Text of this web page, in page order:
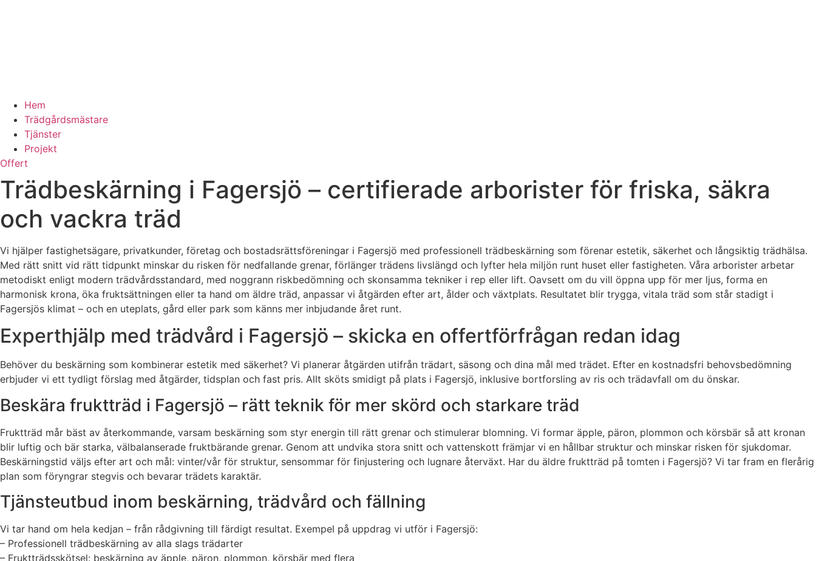
Hem
Trädgårdsmästare
Tjänster
Projekt
Offert
Trädbeskärning i Fagersjö – certifierade arborister för friska, säkra
och vackra träd
Vi hjälper fastighetsägare, privatkunder, företag och bostadsrättsföreningar i Fagersjö med professionell trädbeskärning som förenar estetik, säkerhet och långsiktig trädhälsa.
Med rätt snitt vid rätt tidpunkt minskar du risken för nedfallande grenar, förlänger trädens livslängd och lyfter hela miljön runt huset eller fastigheten. Våra arborister arbetar
metodiskt enligt modern trädvårdsstandard, med noggrann riskbedömning och skonsamma tekniker i rep eller lift. Oavsett om du vill öppna upp för mer ljus, forma en
harmonisk krona, öka fruktsättningen eller ta hand om äldre träd, anpassar vi åtgärden efter art, ålder och växtplats. Resultatet blir trygga, vitala träd som står stadigt i
Fagersjös klimat – och en uteplats, gård eller park som känns mer inbjudande året runt.
Experthjälp med trädvård i Fagersjö – skicka en offertförfrågan redan idag
Behöver du beskärning som kombinerar estetik med säkerhet? Vi planerar åtgärden utifrån trädart, säsong och dina mål med trädet. Efter en kostnadsfri behovsbedömning
erbjuder vi ett tydligt förslag med åtgärder, tidsplan och fast pris. Allt sköts smidigt på plats i Fagersjö, inklusive bortforsling av ris och trädavfall om du önskar.
Beskära fruktträd i Fagersjö – rätt teknik för mer skörd och starkare träd
Fruktträd mår bäst av återkommande, varsam beskärning som styr energin till rätt grenar och stimulerar blomning. Vi formar äpple, päron, plommon och körsbär så att kronan
blir luftig och bär starka, välbalanserade fruktbärande grenar. Genom att undvika stora snitt och vattenskott främjar vi en hållbar struktur och minskar risken för sjukdomar.
Beskärningstid väljs efter art och mål: vinter/vår för struktur, sensommar för finjustering och lugnare återväxt. Har du äldre fruktträd på tomten i Fagersjö? Vi tar fram en flerårig
plan som föryngrar stegvis och bevarar trädets karaktär.
Tjänsteutbud inom beskärning, trädvård och fällning
Vi tar hand om hela kedjan – från rådgivning till färdigt resultat. Exempel på uppdrag vi utför i Fagersjö:
– Professionell trädbeskärning av alla slags trädarter
– Fruktträdsskötsel: beskärning av äpple, päron, plommon, körsbär med flera